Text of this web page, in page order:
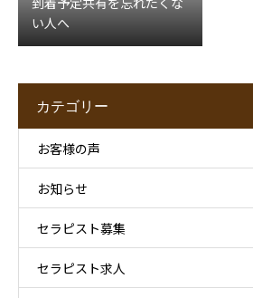
い人へ
カテゴリー
お客様の声
お知らせ
セラピスト募集
セラピスト求人